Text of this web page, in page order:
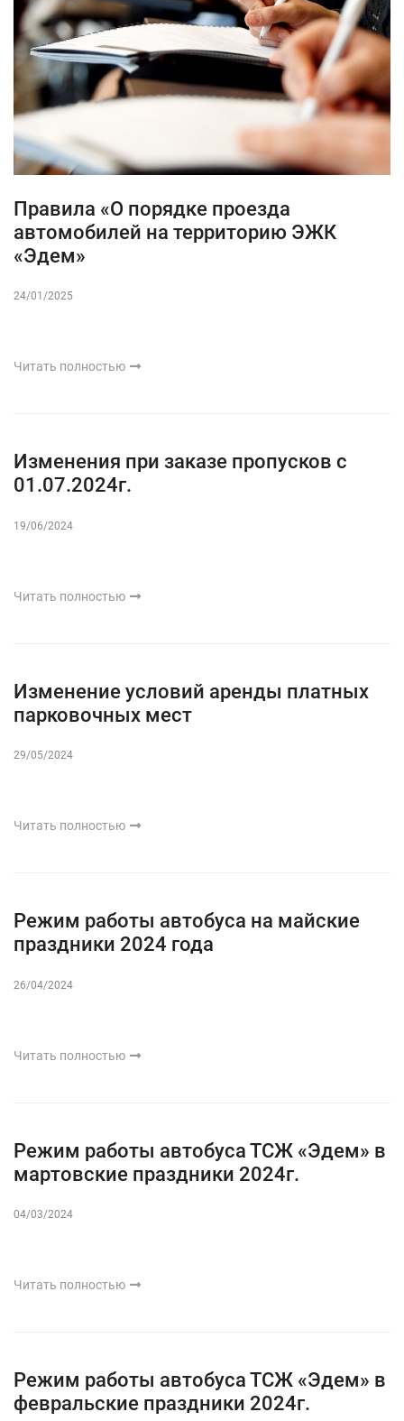
Правила «О порядке проезда
автомобилей на территорию ЭЖК
«Эдем»
24/01/2025
Читать полностью
Изменения при заказе пропусков c
01.07.2024г.
19/06/2024
Читать полностью
Изменение условий аренды платных
парковочных мест
29/05/2024
Читать полностью
Режим работы автобуса на майские
праздники 2024 года
26/04/2024
Читать полностью
Режим работы автобуса ТСЖ «Эдем» в
мартовские праздники 2024г.
04/03/2024
Читать полностью
Режим работы автобуса ТСЖ «Эдем» в
февральские праздники 2024г.